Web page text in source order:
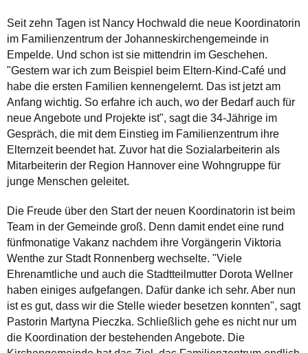
Seit zehn Tagen ist Nancy Hochwald die neue Koordinatorin
im Familienzentrum der Johanneskirchengemeinde in
Empelde. Und schon ist sie mittendrin im Geschehen.
"Gestern war ich zum Beispiel beim Eltern-Kind-Café und
habe die ersten Familien kennengelernt. Das ist jetzt am
Anfang wichtig. So erfahre ich auch, wo der Bedarf auch für
neue Angebote und Projekte ist", sagt die 34-Jährige im
Gespräch, die mit dem Einstieg im Familienzentrum ihre
Elternzeit beendet hat. Zuvor hat die Sozialarbeiterin als
Mitarbeiterin der Region Hannover eine Wohngruppe für
junge Menschen geleitet.
Die Freude über den Start der neuen Koordinatorin ist beim
Team in der Gemeinde groß. Denn damit endet eine rund
fünfmonatige Vakanz nachdem ihre Vorgängerin Viktoria
Wenthe zur Stadt Ronnenberg wechselte. "Viele
Ehrenamtliche und auch die Stadtteilmutter Dorota Wellner
haben einiges aufgefangen. Dafür danke ich sehr. Aber nun
ist es gut, dass wir die Stelle wieder besetzen konnten", sagt
Pastorin Martyna Pieczka. Schließlich gehe es nicht nur um
die Koordination der bestehenden Angebote. Die